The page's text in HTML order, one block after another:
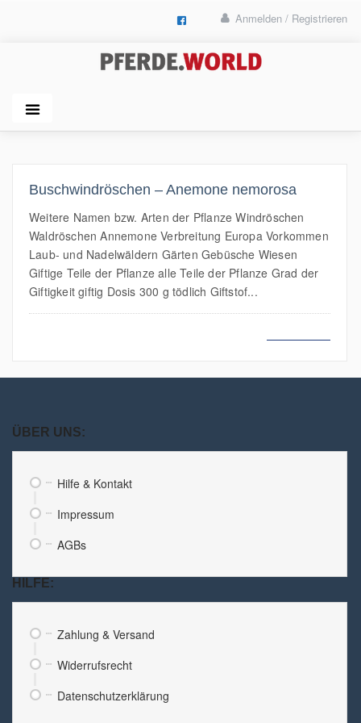
Anmelden / Registrieren
Buschwindröschen – Anemone nemorosa
Weitere Namen bzw. Arten der Pflanze Windröschen
Waldröschen Annemone Verbreitung Europa Vorkommen
Laub- und Nadelwäldern Gärten Gebüsche Wiesen
Giftige Teile der Pflanze alle Teile der Pflanze Grad der
Giftigkeit giftig Dosis 300 g tödlich Giftstof...
ÜBER UNS:
Hilfe & Kontakt
Impressum
AGBs
HILFE:
Zahlung & Versand
Widerrufsrecht
Datenschutzerklärung